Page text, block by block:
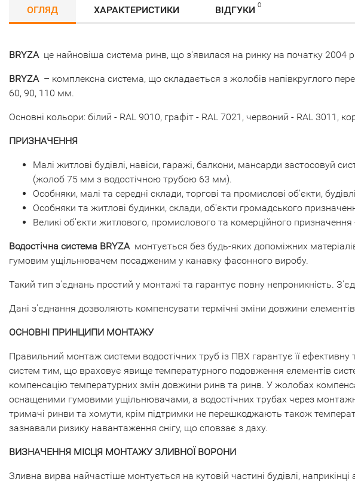
ОГЛЯД ХАРАКТЕРИСТИКИ ВІДГУКИ 0
BRYZA це найновіша система ринв, що з'явилася на ринку на початку 2004
BRYZA – комплексна система, що складається з жолобів напівкруглого
60, 90, 110 мм.
Основні кольори: білий - RAL 9010, графіт - RAL 7021, червоний - RAL 3011,
ПРИЗНАЧЕННЯ
Малі житлові будівлі, навіси, гаражі, балкони, мансарди застосовуй
(жолоб 75 мм з водостічною трубою 63 мм).
Особняки, малі та середні склади, торгові та промислові об'єкти,
Особняки та житлові будинки, склади, об'єкти громадського
Великі об'єкти житлового, промислового та комерційного
Водостічна система BRYZA монтується без будь-яких допоміжних
гумовим ущільнювачем посадженим у канавку фасонного виробу.
Такий тип з'єднань простий у монтажі та гарантує повну непроникність.
Дані з'єднання дозволяють компенсувати термічні зміни довжини елементів
ОСНОВНІ ПРИНЦИПИ МОНТАЖУ
Правильний монтаж системи водостічних труб із ПВХ гарантує її
систем тим, що враховує явище температурного подовження елементів
компенсацію температурних змін довжини ринв та ринв. У жолобах
оснащеними гумовими ущільнювачами, а водостічних трубах через
тримачі ринви та хомути, крім підтримки не перешкоджають також
зазнавали ризику навантаження снігу, що сповзає з даху.
ВИЗНАЧЕННЯ МІСЦЯ МОНТАЖУ ЗЛИВНОЇ ВОРОНИ
Зливна вирва найчастіше монтується на кутовій частині будівлі, наприкінці